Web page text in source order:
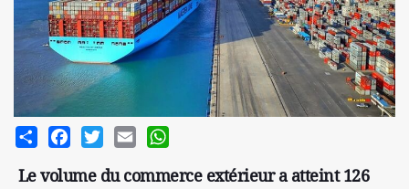
Share FacebookTwitterEmail
Le volume du commerce extérieur a atteint 126